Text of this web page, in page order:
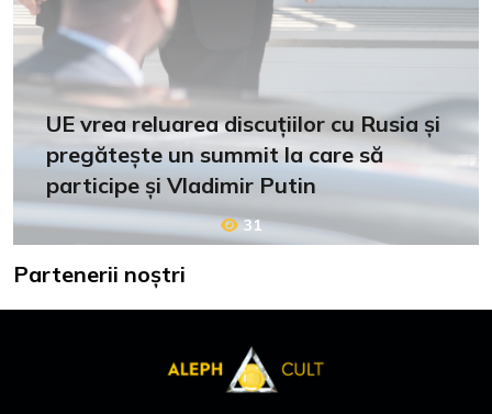
UE vrea reluarea discuțiilor cu Rusia și
pregătește un summit la care să
participe și Vladimir Putin
31
Partenerii noștri